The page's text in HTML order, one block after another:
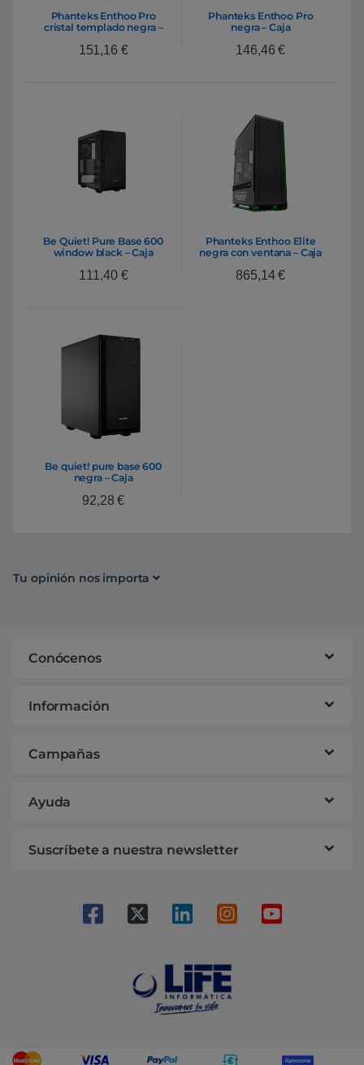
Phanteks Enthoo Pro
cristal templado negra –
151,16 €
Phanteks Enthoo Pro
negra – Caja
146,46€
Be Quiet! Pure Base 600
window black – Caja
111,40 €
Phanteks Enthoo Elite
negra con ventana – Caja
865,14€
Be quiet! pure base 600
negra – Caja
92,28€
Tu opinión nos importa
Conócenos
Información
Campañas
Ayuda
Suscríbete a nuestra newsletter